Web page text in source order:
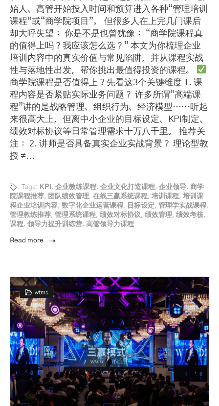
始人、高管开始投入时间和预算进入各种“管理培训
课程”或“商学院项目”。 但很多人在上完几门课后
却大呼失望： 你是不是也曾犹豫： “商学院课程真
的值得上吗？我应该怎么选？” 本文为你梳理企业
培训内容中的真实价值与常见陷阱，并从课程实战
性与落地性出发，帮你挑出最值得投资的课程。
商学院课程是否值得上？先看这3个关键维度 1. 课
程内容是否紧贴实际业务问题？ 许多所谓“高端课
程”讲的是战略管理、组织行为、经济模型……听起
来很高大上，但离中小企业的目标设定、KPI制定、
绩效对标协议等日常管理需求十万八千里。 推荐关
注： 2. 讲师是否具备真实企业实战背景？ 理论型教
授 ≠...
Tags: KPI , 企业教练课程, 企业文化打造课程, 企业领导, 商学
院课程推荐, 团队绩效管理, 在线三赢系统课程, 培训课程, 培训课
程企业培训内容, 数字化企业运营课程, 目标设定, 管理学实战课程,
管理教练推荐, 管理系统课程, 绩效对标协议, 绩效管理, 绩效考核,
课程, 领导力提升训练营, 高管领导力课程
Read more
wtms